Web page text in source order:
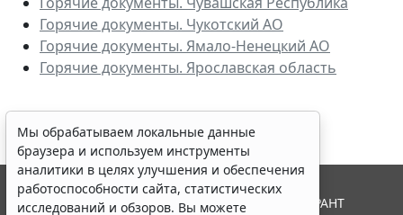
Горячие документы. Чукотский АО
Горячие документы. Ямало-Ненецкий АО
Горячие документы. Ярославская область
Мы обрабатываем локальные данные
браузера и используем инструменты
аналитики в целях улучшения и обеспечения
работоспособности сайта, статистических
исследований и обзоров. Вы можете
© ООО "НПП "ГАРАНТ-СЕРВИС", 2026. Система ГАРАНТ